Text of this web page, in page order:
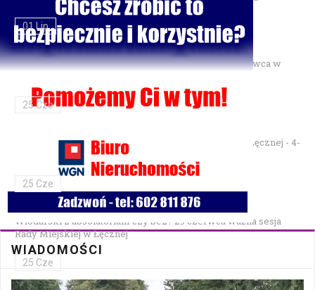
01 Lip
Gminne Zawody Sportowo-Pożarnicze OSP — 28 czerwca w
25 Cze
XXVII Festiwal Kapel Ulicznych i Podwórkowych w Łęcznej - 4-
5 lipca w Parku na Podzamczu
25 Cze
Włodarski z absolutorium czy bez? 29 czerwca ważna sesja
Rady Miejskiej w Łęcznej
25 Cze
WIADOMOŚCI